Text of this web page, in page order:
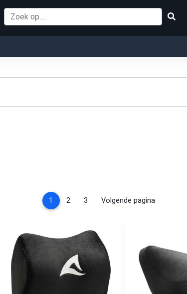
1 (current)
2 3 Volgende pagina